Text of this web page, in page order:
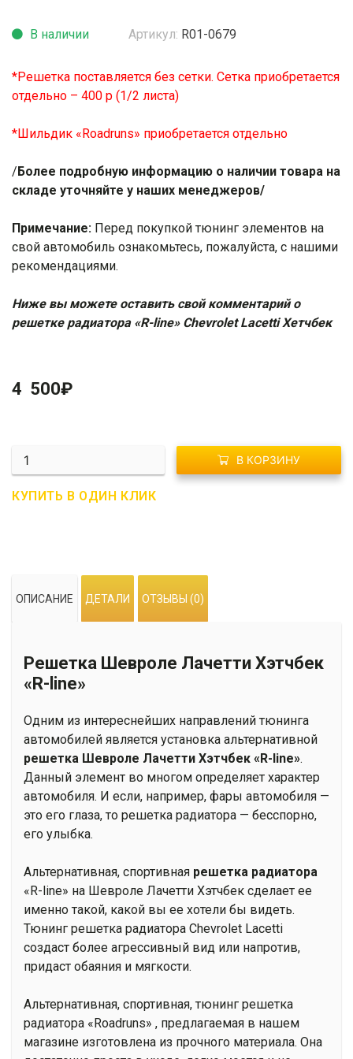
Артикул: R01-0679
В наличии
*Решетка поставляется без сетки. Сетка приобретается
отдельно – 400 р (1/2 листа)
*Шильдик «Roadruns» приобретается отдельно
/Более подробную информацию о наличии товара на
складе уточняйте у наших менеджеров/
Примечание: Перед покупкой тюнинг элементов на
свой автомобиль ознакомьтесь, пожалуйста, с нашими
рекомендациями.
Ниже вы можете оставить свой комментарий о
решетке радиатора «R-line» Chevrolet Lacetti Хетчбек
4 500₽
Количество
R01-
0679
«R-
В КОРЗИНУ
КУПИТЬ В ОДИН КЛИК
ОПИСАНИЕ ДЕТАЛИ ОТЗЫВЫ (0)
Решетка Шевроле Лачетти Хэтчбек
«R-line»
Одним из интереснейших направлений тюнинга
автомобилей является установка альтернативной
решетка Шевроле Лачетти Хэтчбек «R-line».
Данный элемент во многом определяет характер
автомобиля. И если, например, фары автомобиля —
это его глаза, то решетка радиатора — бесспорно,
его улыбка.
Альтернативная, спортивная решетка радиатора
«R-line» на Шевроле Лачетти Хэтчбек сделает ее
именно такой, какой вы ее хотели бы видеть.
Тюнинг решетка радиатора Chevrolet Lacetti
создаст более агрессивный вид или напротив,
придаст обаяния и мягкости.
Альтернативная, спортивная, тюнинг решетка
радиатора «Roadruns» , предлагаемая в нашем
магазине изготовлена из прочного материала. Она